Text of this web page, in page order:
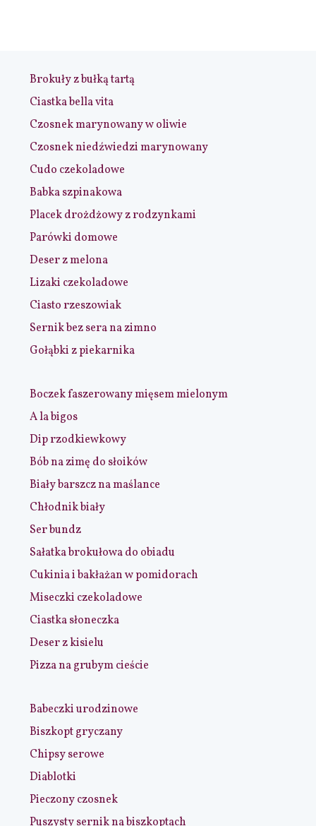
Brokuły z bułką tartą
Ciastka bella vita
Czosnek marynowany w oliwie
Czosnek niedźwiedzi marynowany
Cudo czekoladowe
Babka szpinakowa
Placek drożdżowy z rodzynkami
Parówki domowe
Deser z melona
Lizaki czekoladowe
Ciasto rzeszowiak
Sernik bez sera na zimno
Gołąbki z piekarnika
Boczek faszerowany mięsem mielonym
A la bigos
Dip rzodkiewkowy
Bób na zimę do słoików
Biały barszcz na maślance
Chłodnik biały
Ser bundz
Sałatka brokułowa do obiadu
Cukinia i bakłażan w pomidorach
Miseczki czekoladowe
Ciastka słoneczka
Deser z kisielu
Pizza na grubym cieście
Babeczki urodzinowe
Biszkopt gryczany
Chipsy serowe
Diablotki
Pieczony czosnek
Puszysty sernik na biszkoptach